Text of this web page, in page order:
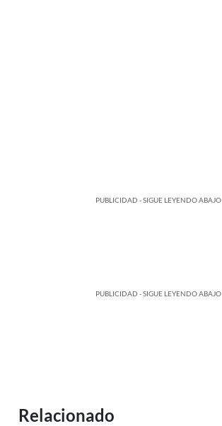
PUBLICIDAD - SIGUE LEYENDO ABAJO
PUBLICIDAD - SIGUE LEYENDO ABAJO
Relacionado